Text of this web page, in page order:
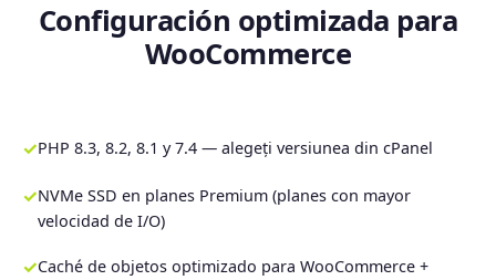
Configuración optimizada para
WooCommerce
✓PHP 8.3, 8.2, 8.1 y 7.4 — alegeți versiunea din cPanel
✓NVMe SSD en planes Premium (planes con mayor
velocidad de I/O)
✓Caché de objetos optimizado para WooCommerce +